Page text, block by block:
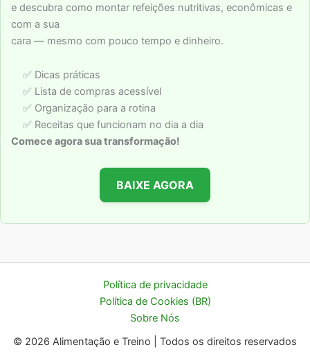
e descubra como montar refeições nutritivas, econômicas e
com a sua
cara — mesmo com pouco tempo e dinheiro.
✅ Dicas práticas
✅ Lista de compras acessível
✅ Organização para a rotina
✅ Receitas que funcionam no dia a dia
Comece agora sua transformação!
BAIXE AGORA
Política de privacidade
Política de Cookies (BR)
Sobre Nós
© 2026 Alimentação e Treino | Todos os direitos reservados